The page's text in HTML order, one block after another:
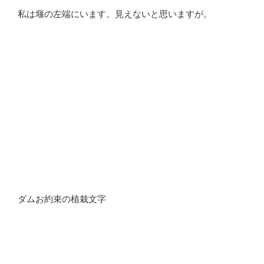
私は堰の左端にいます。見えないと思いますが。
ダムお約束の植栽文字